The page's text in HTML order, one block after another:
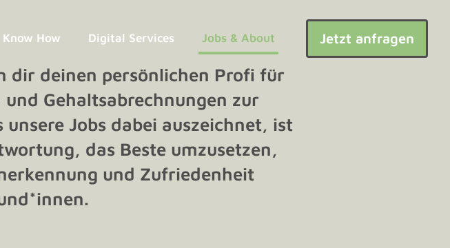
Know How Digital Services Jobs & About Jetzt anfragen
dir deinen persönlichen Profi für
Gehalts­abrechnungen zur
unsere Jobs dabei auszeichnet, ist
das Beste umzusetzen,
und Zufriedenheit